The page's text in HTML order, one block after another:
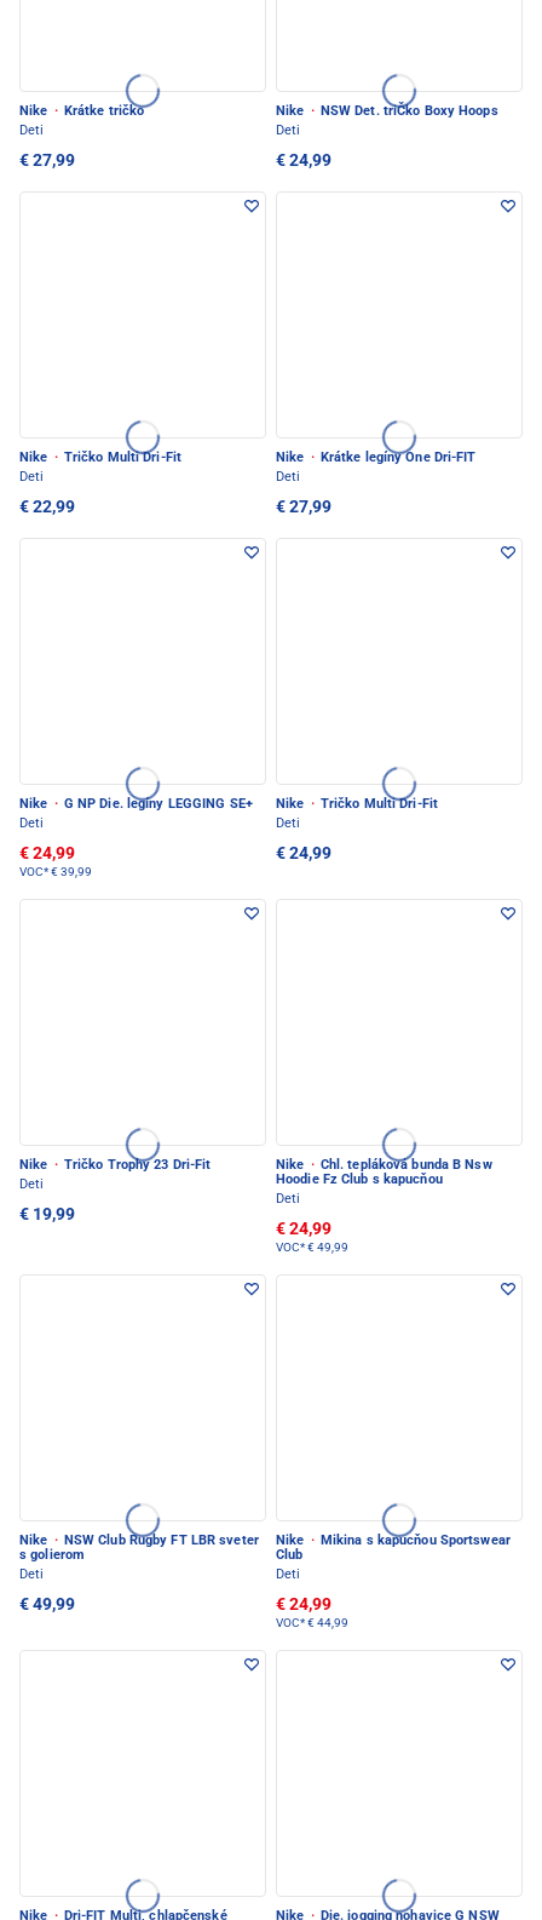
Nike · Krátke tričko
Deti
€ 27,99
Nike · NSW Det. triČko Boxy Hoops
Deti
€ 24,99
Nike · Tričko Multi Dri-Fit
Deti
€ 22,99
Nike · Krátke legíny One Dri-FIT
Deti
€ 27,99
Nike · G NP Die. legíny LEGGING SE+
Deti
€ 24,99
VOC*€ 39,99
Nike · Tričko Multi Dri-Fit
Deti
€ 24,99
Nike · Tričko Trophy 23 Dri-Fit
Deti
€ 19,99
Nike · Chl. tepláková bunda B Nsw
Hoodie Fz Club s kapucňou
Deti
€ 24,99
VOC*€ 49,99
Nike · NSW Club Rugby FT LBR sveter
s golierom
Deti
€ 49,99
Nike · Mikina s kapucňou Sportswear
Club
Deti
€ 24,99
VOC*€ 44,99
Nike · Dri-FIT Multi, chlapčenské
Nike · Die. jogging nohavice G NSW